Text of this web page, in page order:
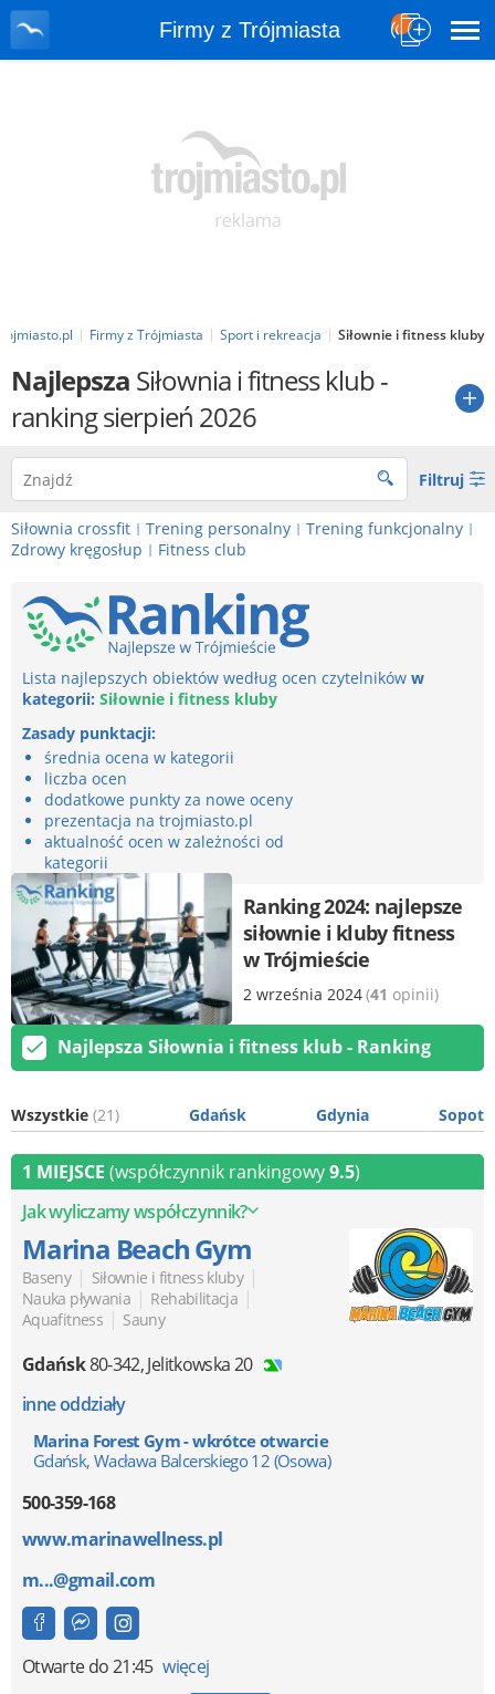
Firmy z Trójmiasta
Firmy z Trójmiasta Sport i rekreacja Siłownie i fitness kluby
Najlepsza Siłownia i fitness klub-
ranking sierpień 2026
Filtruj
Siłownia crossfit | Trening personalny | Trening funkcjonalny |
Zdrowy kręgosłup | Fitness club
Lista najlepszych obiektów według ocen czytelników w
kategorii: Siłownie i fitness kluby
Zasady punktacji:
średnia ocena w kategorii
liczba ocen
dodatkowe punkty za nowe oceny
prezentacja na trojmiasto.pl
aktualność ocen w zależności od
kategorii
Ranking 2024: najlepsze
siłownie i kluby fitness
w Trójmieście
2 września 2024(41 opinii)
Najlepsza Siłownia i fitness klub - Ranking
Wszystkie (21) Gdańsk Gdynia Sopot
1 MIEJSCE (współczynnik rankingowy9.5)
Jak wyliczamy współczynnik?
Marina Beach Gym
Baseny | Siłownie i fitness kluby |
Nauka pływania | Rehabilitacja |
Aquafitness | Sauny
Gdańsk80-342,Jelitkowska 20
inne oddziały
Marina Forest Gym - wkrótce otwarcie
Gdańsk, Wacława Balcerskiego 12 (Osowa)
500-359-168
www.marinawellness.pl
m...@gmail.com
Otwartedo 21:45 więcej